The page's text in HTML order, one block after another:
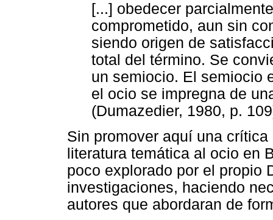
[...] obedecer
comprometido, aun sin
siendo origen de
total del término. Se
un semiocio. El semiocio
el ocio se impregna de
(Dumazedier, 1980, p.
Sin promover aquí una
literatura temática al ocio en
poco explorado por el propio
investigaciones, haciendo
autores que abordaran de